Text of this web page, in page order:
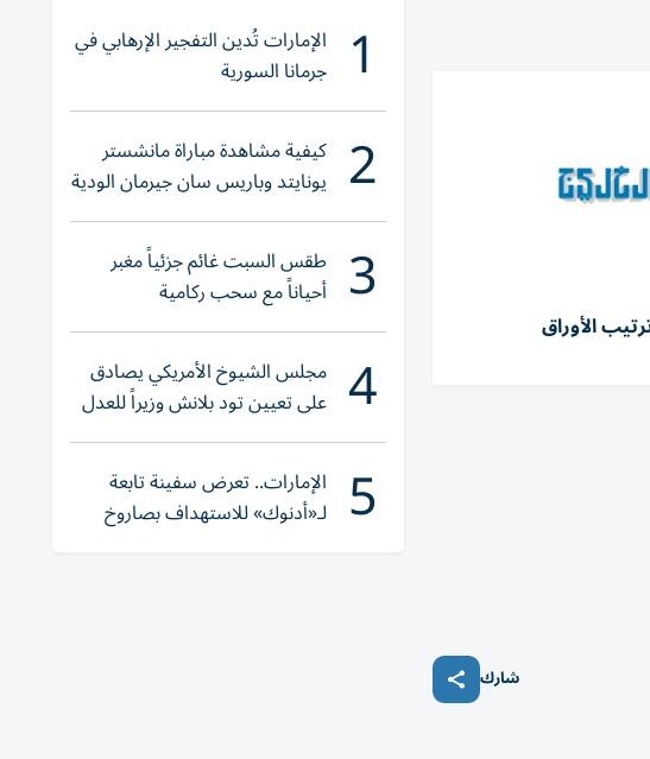
الأوراق
شارك
1 الإمارات تُدين التفجير الإرهابي في
جرمانا السورية
2 كيفية مشاهدة مباراة مانشستر
يونايتد وباريس سان جيرمان الودية
والقنوات الناقلة
3 طقس السبت غائم جزئياً مغبر
أحياناً مع سحب ركامية
4 مجلس الشيوخ الأمريكي يصادق
على تعيين تود بلانش وزيراً للعدل
5 الإمارات.. تعرض سفينة تابعة
لـ«أدنوك» للاستهداف بصاروخ